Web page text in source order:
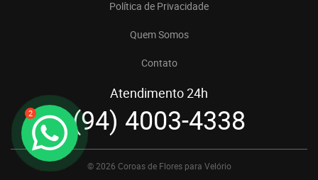
2
Política de Privacidade
Quem Somos
Contato
Atendimento 24h
(94) 4003-4338
© 2026 Coroas de Flores para Velório